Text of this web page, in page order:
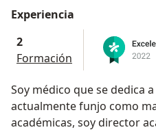
Experiencia
2
Formación
Soy médico que se dedica
actualmente funjo como
académicas, soy director